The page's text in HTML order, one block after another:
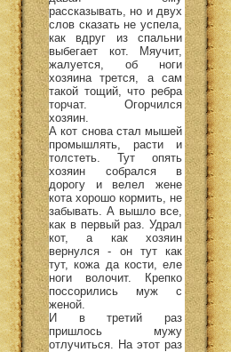
рассказывать, но и двух
слов сказать не успела,
как вдруг из спальни
выбегает кот. Мяучит,
жалуется, об ноги
хозяина трется, а сам
такой тощий, что ребра
торчат. Огорчился
хозяин.
А кот снова стал мышей
промышлять, расти и
толстеть. Тут опять
хозяин собрался в
дорогу и велел жене
кота хорошо кормить, не
забывать. А вышло все,
как в первый раз. Удрал
кот, а как хозяин
вернулся - он тут как
тут, кожа да кости, еле
ноги волочит. Крепко
поссорились муж с
женой.
И в третий раз
пришлось мужу
отлучиться. На этот раз